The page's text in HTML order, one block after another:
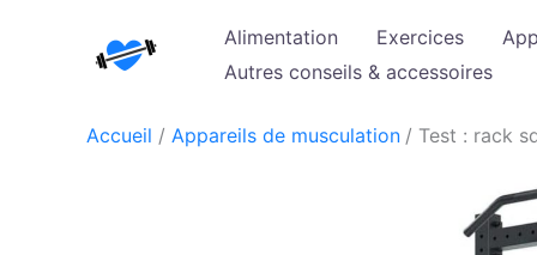
Alimentation Exercices
Autres conseils & accessoires
Accueil Appareils de musculation Test : rack